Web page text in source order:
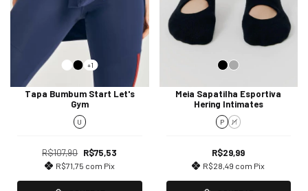
+1
Tapa Bumbum Start Let's
Gym
U
R$107,90 R$75,53
R$71,75 com Pix
Meia Sapatilha Esportiva
Hering Intimates
P M
R$29,99
R$28,49 com Pix